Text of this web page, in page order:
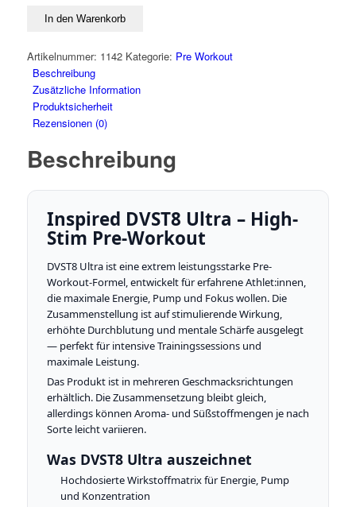
DVT8
Menge
In den Warenkorb
Artikelnummer: 1142 Kategorie: Pre Workout
Beschreibung
Zusätzliche Information
Produktsicherheit
Rezensionen (0)
Beschreibung
Inspired DVST8 Ultra – High-
Stim Pre-Workout
DVST8 Ultra ist eine extrem leistungsstarke Pre-
Workout-Formel, entwickelt für erfahrene Athlet:innen,
die maximale Energie, Pump und Fokus wollen. Die
Zusammenstellung ist auf stimulierende Wirkung,
erhöhte Durchblutung und mentale Schärfe ausgelegt
— perfekt für intensive Trainingssessions und
maximale Leistung.
Das Produkt ist in mehreren Geschmacksrichtungen
erhältlich. Die Zusammensetzung bleibt gleich,
allerdings können Aroma- und Süßstoffmengen je nach
Sorte leicht variieren.
Was DVST8 Ultra auszeichnet
Hochdosierte Wirkstoffmatrix für Energie, Pump
und Konzentration